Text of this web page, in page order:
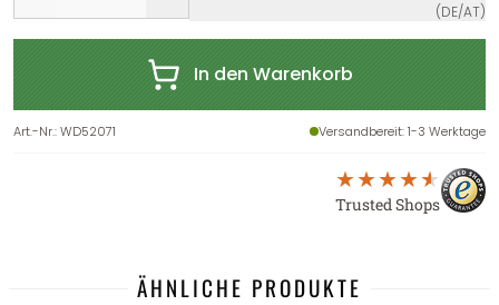
(DE/AT)
In den Warenkorb
Art.-Nr.:WD52071 Versandbereit: 1-3 Werktage
Trusted Shops
ÄHNLICHE PRODUKTE